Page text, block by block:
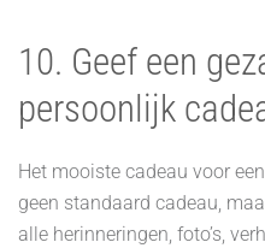
10. Geef een
persoonlijk
Het mooiste cadeau voor
geen standaard cadeau,
alle herinneringen, foto’s,